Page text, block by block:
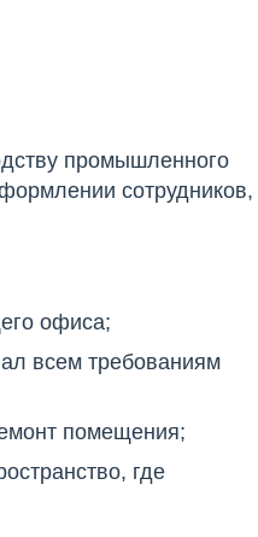
промышленного
сотрудников,
офиса;
всем требованиям
помещения;
где